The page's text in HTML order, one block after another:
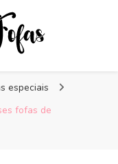
especiais
fofas de